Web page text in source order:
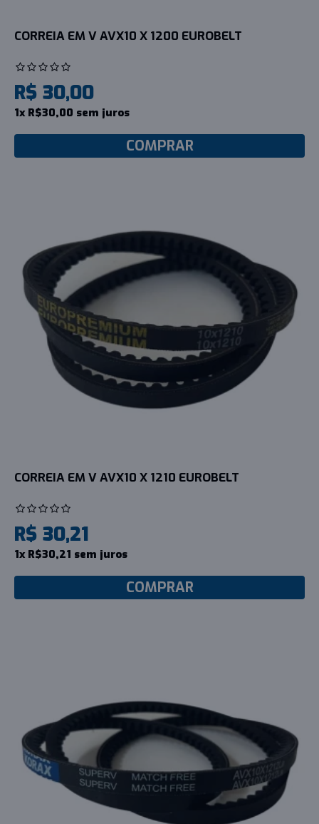
CORREIA EM V AVX10 X 1200 EUROBELT
R$ 30,00
1x R$30,00 sem juros
COMPRAR
CORREIA EM V AVX10 X 1210 EUROBELT
R$ 30,21
1x R$30,21 sem juros
COMPRAR